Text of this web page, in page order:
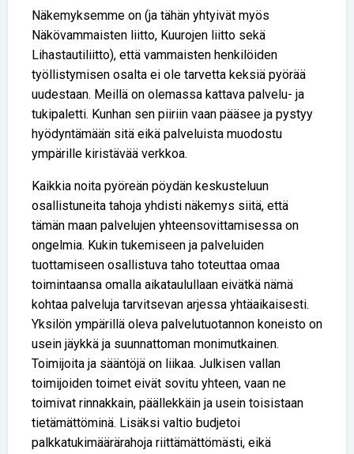
Näkemyksemme on (ja tähän yhtyivät myös
Näkövammaisten liitto, Kuurojen liitto sekä
Lihastautiliitto), että vammaisten henkilöiden
työllistymisen osalta ei ole tarvetta keksiä pyörää
uudestaan. Meillä on olemassa kattava palvelu- ja
tukipaletti. Kunhan sen piiriin vaan pääsee ja pystyy
hyödyntämään sitä eikä palveluista muodostu
ympärille kiristävää verkkoa.
Kaikkia noita pyöreän pöydän keskusteluun
osallistuneita tahoja yhdisti näkemys siitä, että
tämän maan palvelujen yhteensovittamisessa on
ongelmia. Kukin tukemiseen ja palveluiden
tuottamiseen osallistuva taho toteuttaa omaa
toimintaansa omalla aikataulullaan eivätkä nämä
kohtaa palveluja tarvitsevan arjessa yhtäaikaisesti.
Yksilön ympärillä oleva palvelutuotannon koneisto on
usein jäykkä ja suunnattoman monimutkainen.
Toimijoita ja sääntöjä on liikaa. Julkisen vallan
toimijoiden toimet eivät sovitu yhteen, vaan ne
toimivat rinnakkain, päällekkäin ja usein toisistaan
tietämättöminä. Lisäksi valtio budjetoi
palkkatukimäärärahoja riittämättömästi, eikä